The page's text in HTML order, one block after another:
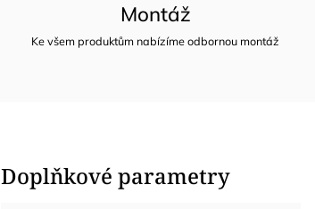
Montáž
Ke všem produktům nabízíme odbornou montáž
Doplňkové parametry